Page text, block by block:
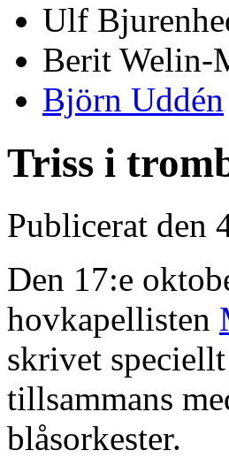
Ulf
Berit Welin-
Björn Uddén
Triss i
Publicerat den
Den 17:e
hovkapellisten
skrivet
tillsammans
blåsorkester.